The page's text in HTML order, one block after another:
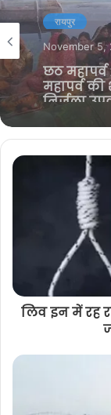
रायपुर
November 5,
छठ
महापर्व
निर्जला
अपराध
March 8,
गरियाबंद
बर्खास्त,
जानिए
लिव इन में रह